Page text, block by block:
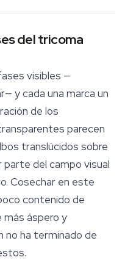
del tricoma
visibles —
y cada una marca un
de los
parecen
translúcidos sobre
parte del campo visual
Cosechar en este
contenido de
más áspero y
no ha terminado de